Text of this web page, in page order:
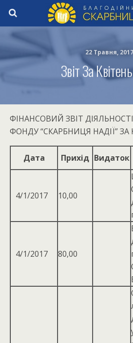
22 Травня, 2017
Звіт За
ФІНАНСОВИЙ ЗВІТ
ФОНДУ “СКАРБНИЦЯ НАДІЇ” ЗА
Дата Прихід Видаток
4/1/2017 10,00
4/1/2017 80,00